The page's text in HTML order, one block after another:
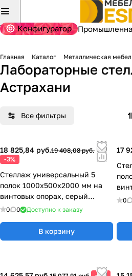
Конфигуратор
Главная Каталог Металлическая
Лабораторные
Астрахани
Все фильтры
18 825,84 руб.19 408,08 руб.
-3%
Стеллаж универсальный 5
полок 1000х500х2000 мм на
винтовых опорах, серый
металл 77.0371.13.00
0 0 Доступно к заказу
В корзину
17
0